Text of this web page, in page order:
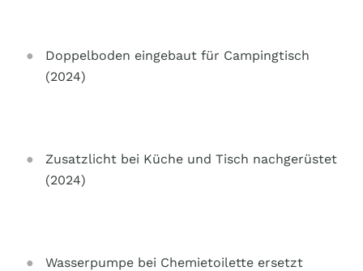
Doppelboden eingebaut für Campingtisch
(2024)
Zusatzlicht bei Küche und Tisch nachgerüstet
(2024)
Wasserpumpe bei Chemietoilette ersetzt